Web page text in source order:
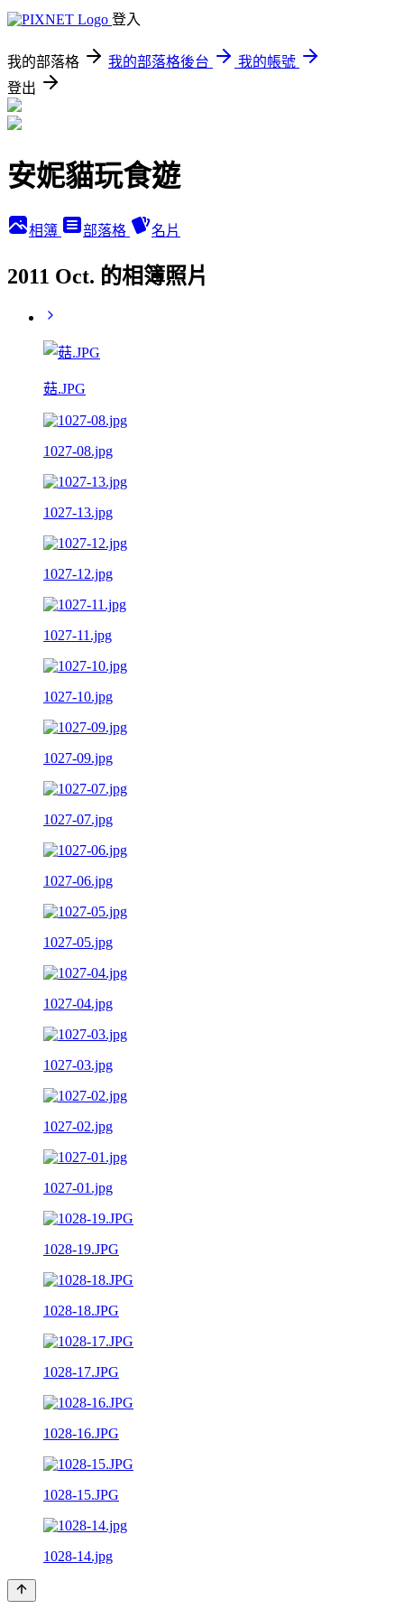
登入
我的部落格 我的部落格後台
我的帳號
登出
安妮貓玩食遊
相簿 部落格 名片
2011 Oct. 的相簿照片
菇.JPG
1027-08.jpg
1027-13.jpg
1027-12.jpg
1027-11.jpg
1027-10.jpg
1027-09.jpg
1027-07.jpg
1027-06.jpg
1027-05.jpg
1027-04.jpg
1027-03.jpg
1027-02.jpg
1027-01.jpg
1028-19.JPG
1028-18.JPG
1028-17.JPG
1028-16.JPG
1028-15.JPG
1028-14.jpg